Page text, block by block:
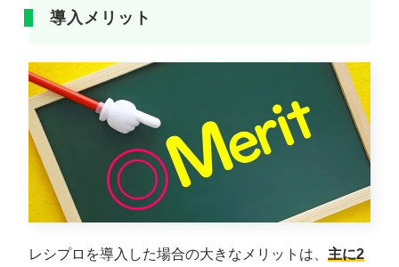
導入メリット
レシプロを導入した場合の大きなメリットは、 主に2